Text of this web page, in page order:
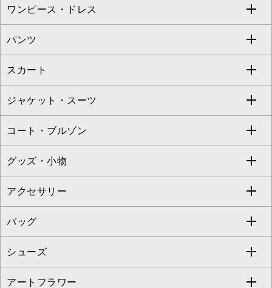
すべてのトップス
カットソー・Tシャツ
ブラウス・シャツ
ニット・セーター
カーディガン
アンサンブルセット
ベスト・ジレ
パーカー
タンクトップ・キャミソール
スウェット・ジャージー
ワンピース・ドレス
すべてのワンピース・ドレス
ワンピース
ドレス
チュニック
ジャンパースカート
その他のワンピース・ドレス
パンツ
すべてのパンツ
フルレングスパンツ
クロップド・半端丈パンツ
ガウチョ・ワイドパンツ
ハーフ・ショート丈パンツ
サロペット・オールインワン
その他のパンツ
スカート
すべてのスカート
ロング・マキシ丈スカート
ひざ丈スカート
ミモレ丈スカート
ショート・ミニ丈スカート
その他のスカート
ジャケット・スーツ
すべてのジャケット・スーツ
テーラードジャケット
ノーカラージャケット
セットアップ
セットアップジャケット
セットアップパンツ
コート・ブルゾン
すべてのコート・ブルゾン
トレンチコート
ピーコート
ダッフルコート
チェスターコート
グッズ・小物
すべてのグッズ・小物
マスク
ストール・マフラー・スヌード
ベルト・サスペンダー
アクセサリー
すべてのアクセサリー
ネックレス
ピアス・イヤリング
バッグ
すべてのバッグ
トートバッグ
シューズ
すべてのシューズ
アートフラワー